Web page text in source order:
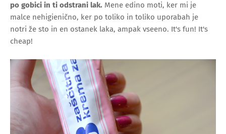
po gobici in ti odstrani lak. Mene edino moti, ker mi je
malce nehigienično, ker po toliko in toliko uporabah je
notri že sto in en ostanek laka, ampak vseeno. It's fun! It's
cheap!